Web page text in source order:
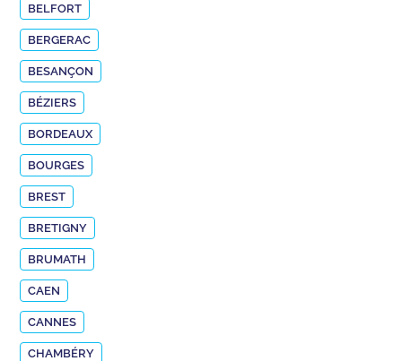
BELFORT
BERGERAC
BESANÇON
BÉZIERS
BORDEAUX
BOURGES
BREST
BRETIGNY
BRUMATH
CAEN
CANNES
CHAMBÉRY